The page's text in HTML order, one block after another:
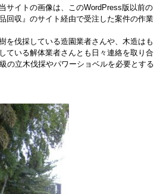
サイトの画像は、このWordPress版以前の
回収』のサイト経由で受注した案件の作業
を伐採している造園業者さんや、木造はも
ている解体業者さんとも日々連絡を取り合
の立木伐採やパワーショベルを必要とする